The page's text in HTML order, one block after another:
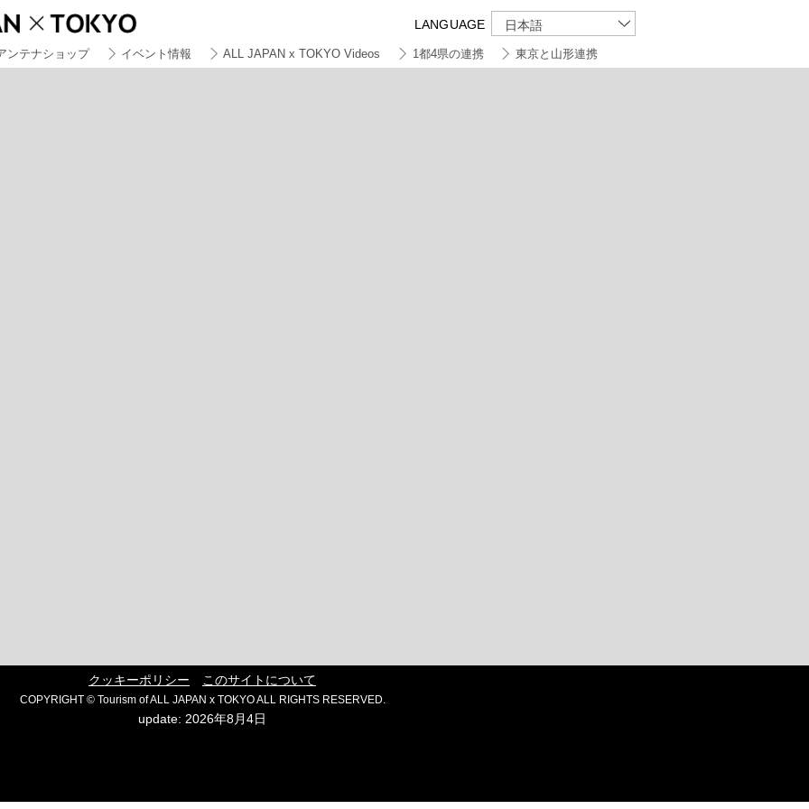
LANGUAGE 日本語
ンテナショップ イベント情報 ALL JAPAN x TOKYO Videos 1都4県の連携 東京と山形連携
クッキーポリシー このサイトについて
COPYRIGHT © Tourism of ALL JAPAN x TOKYO ALL RIGHTS RESERVED.
update: 2026年8月4日